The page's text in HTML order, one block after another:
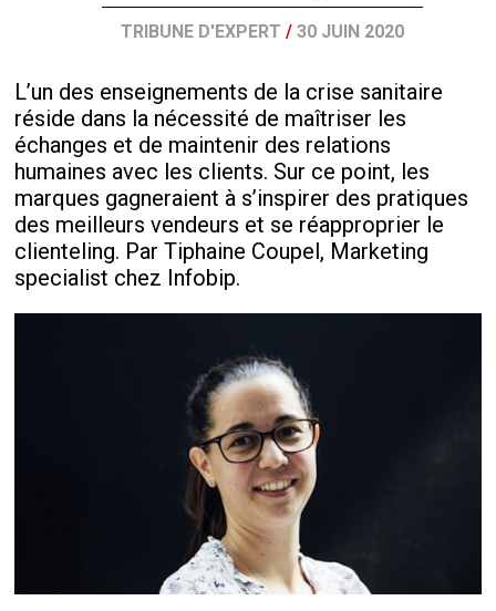
TRIBUNE D'EXPERT / 30 JUIN 2020
L’un des enseignements de la crise sanitaire
réside dans la nécessité de maîtriser les
échanges et de maintenir des relations
humaines avec les clients. Sur ce point, les
marques gagneraient à s’inspirer des pratiques
des meilleurs vendeurs et se réapproprier le
clienteling. Par Tiphaine Coupel, Marketing
specialist chez Infobip.